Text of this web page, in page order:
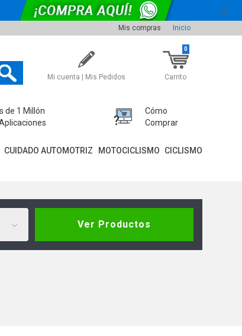
Mis compras Inicio
Mi cuenta | Mis Pedidos Carrito
0
de 1 Millón
Cómo
Comprar
CUIDADO AUTOMOTRIZ MOTOCICLISMO CICLISMO
Ver Productos